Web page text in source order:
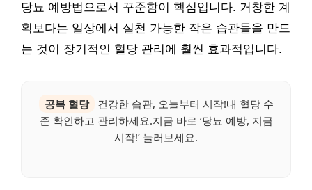
당뇨 예방법으로서 꾸준함이 핵심입니다. 거창한 계
획보다는 일상에서 실천 가능한 작은 습관들을 만드
는 것이 장기적인 혈당 관리에 훨씬 효과적입니다.
공복 혈당
건강한 습관, 오늘부터 시작!내 혈당 수
준 확인하고 관리하세요.지금 바로 ‘당뇨 예방, 지금
시작!’ 눌러보세요.